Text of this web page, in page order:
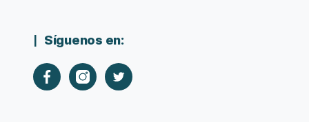
Síguenos en: